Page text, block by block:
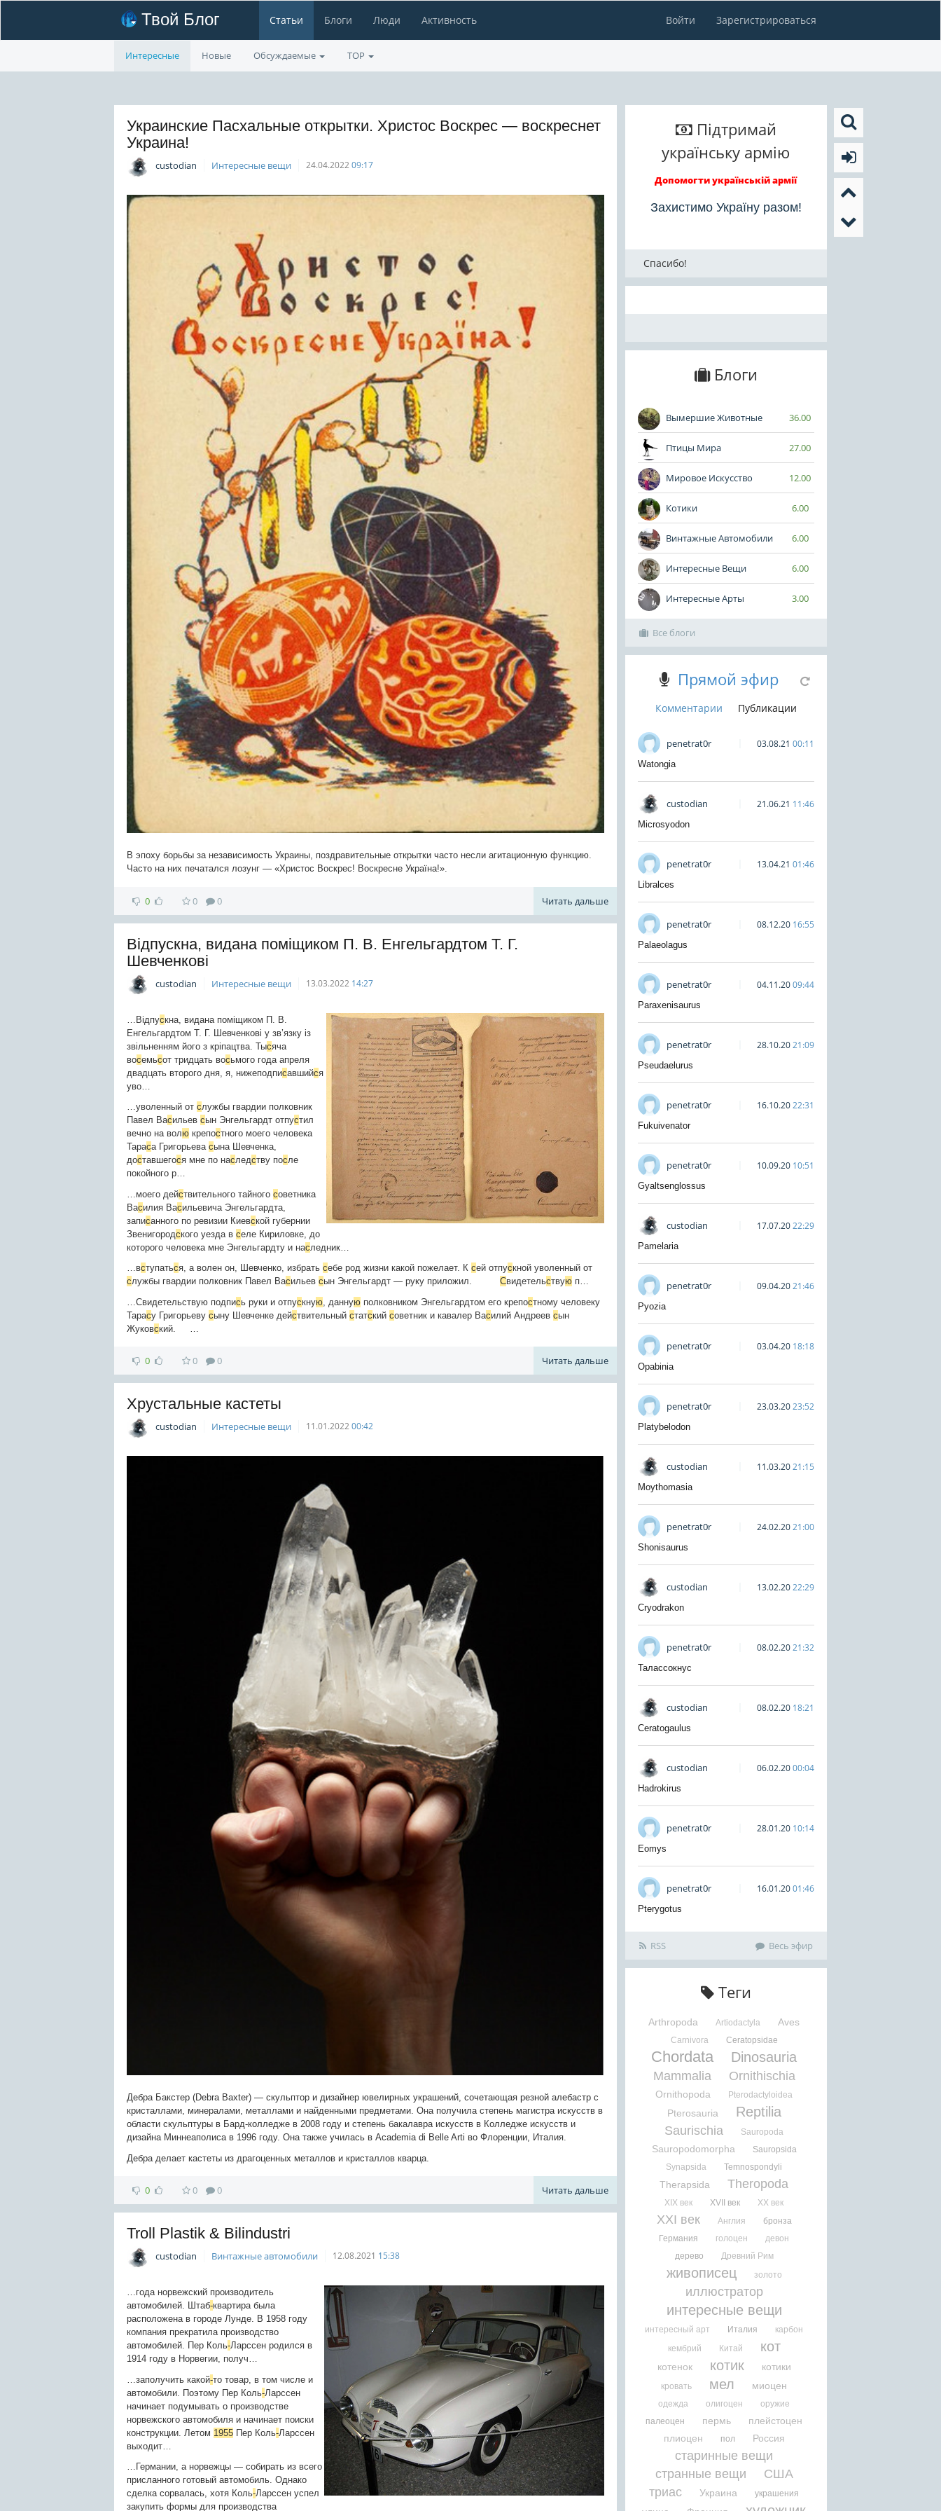
Твой Блог Статьи Блоги Люди Активность Войти Зарегистрироваться
Интересные Новые Обсуждаемые TOP
Украинские Пасхальные открытки. Христос Воскрес — воскреснет
Украина!
custodian Интересные вещи 24.04.202209:17
В эпоху борьбы за независимость Украины, поздравительные открытки часто несли агитационную функцию.
Часто на них печатался лозунг — «Христос Воскрес! Воскресне Україна!».
0 0 0 Читать дальше
Відпускна, видана поміщиком П. В. Енгельгардтом Т. Г.
Шевченкові
custodian Интересные вещи 13.03.2022 14:27
…Відпускна, видана поміщиком П. В.
Енгельгардтом Т. Г. Шевченкові у зв’язку із
звільненням його з кріпацтва. Тысяча
восемьсот тридцать восьмого года апреля
двадцать второго дня, я, нижеподписавшийся
уво…
…уволенный от службы гвардии полковник
Павел Васильев сын Энгельгардт отпустил
вечно на волю крепостного моего человека
Тараса Григорьева сына Шевченка,
доставшегося мне по наследству после
покойного р…
…моего действительного тайного советника
Василия Васильевича Энгельгардта,
записанного по ревизии Киевской губернии
Звенигородского уезда в селе Кириловке, до
которого человека мне Энгельгардту и наследник…
…вступаться, а волен он, Шевченко, избрать себе род жизни какой пожелает. К сей отпускной уволенный от
службы гвардии полковник Павел Васильев сын Энгельгардт — руку приложил. Свидетельствую п…
…Свидетельствую подпись руки и отпускную , данную полковником Энгельгардтом его крепостному человеку
Тарасу Григорьеву сыну Шевченке действительный статский советник и кавалер Василий Андреев сын
Жуковский. …
0 0 0 Читать дальше
Хрустальные кастеты
custodian Интересные вещи 11.01.202200:42
Дебра Бакстер (Debra Baxter) — скульптор и дизайнер ювелирных украшений, сочетающая резной алебастр с
кристаллами, минералами, металлами и найденными предметами. Она получила степень магистра искусств в
области скульптуры в Бард-колледже в 2008 году и степень бакалавра искусств в Колледже искусств и
дизайна Миннеаполиса в 1996 году. Она также училась в Academia di Belle Arti во Флоренции, Италия.
Дебра делает кастеты из драгоценных металлов и кристаллов кварца.
0 0 0 Читать дальше
Troll Plastik & Bilindustri
custodian Винтажные автомобили 12.08.2021 15:38
…года норвежский производитель
автомобилей. Штаб-квартира была
расположена в городе Лунде. В 1958 году
компания прекратила производство
автомобилей. Пер Коль-Ларссен родился в
1914 году в Норвегии, получ…
…заполучить какой-то товар, в том числе и
автомобили. Поэтому Пер Коль-Ларссен
начинает подумывать о производстве
норвежского автомобиля и начинает поиски
конструкции. Летом 1955 Пер Коль-Ларссен
выходит…
…Германии, а норвежцы — собирать из всего
присланного готовый автомобиль. Однако
сделка сорвалась, хотя Коль-Ларссен успел
закупить формы для производства
Підтримай
українську армію
Допомогти українській армії
Захистимо Україну разом!
Спасибо!
Блоги
Вымершие Животные 36.00
Птицы Мира 27.00
Мировое Искусство 12.00
Котики 6.00
Винтажные Автомобили 6.00
Интересные Вещи 6.00
Интересные Арты 3.00
Все блоги
Прямой эфир
Комментарии Публикации
penetrat0r 03.08.21 00:11
Watongia
custodian 21.06.21 11:46
Microsyodon
penetrat0r 13.04.21 01:46
Libralces
penetrat0r 08.12.20 16:55
Palaeolagus
penetrat0r 04.11.2009:44
Paraxenisaurus
penetrat0r 28.10.2021:09
Pseudaelurus
penetrat0r 16.10.2022:31
Fukuivenator
penetrat0r 10.09.20 10:51
Gyaltsenglossus
custodian 17.07.2022:29
Pamelaria
penetrat0r 09.04.2021:46
Pyozia
penetrat0r 03.04.20 18:18
Opabinia
penetrat0r 23.03.2023:52
Platybelodon
custodian 11.03.2021:15
Moythomasia
penetrat0r 24.02.2021:00
Shonisaurus
custodian 13.02.2022:29
Cryodrakon
penetrat0r 08.02.2021:32
Талассокнус
custodian 08.02.20 18:21
Ceratogaulus
custodian 06.02.2000:04
Hadrokirus
penetrat0r 28.01.20 10:14
Eomys
penetrat0r 16.01.2001:46
Pterygotus
RSS Весь эфир
Теги
Arthropoda Artiodactyla Aves
Carnivora Ceratopsidae
Chordata Dinosauria
Mammalia Ornithischia
Ornithopoda Pterodactyloidea
Pterosauria Reptilia
Saurischia Sauropoda
Sauropodomorpha
Sauropsida
Synapsida
Temnospondyli
Therapsida Theropoda
XIX век XVII век XX век
XXI век Англия
бронза
Германия
голоцен
девон
дерево
Древний Рим
живописец золото
иллюстратор
интересные вещи
интересный арт Италия
карбон
кембрий
Китай кот
котенок котик котики
кровать мел миоцен
одежда олигоцен
оружие
палеоцен
пермь
плейстоцен
плиоцен
пол Россия
старинные вещи
странные вещи
США
триас
Украина украшения